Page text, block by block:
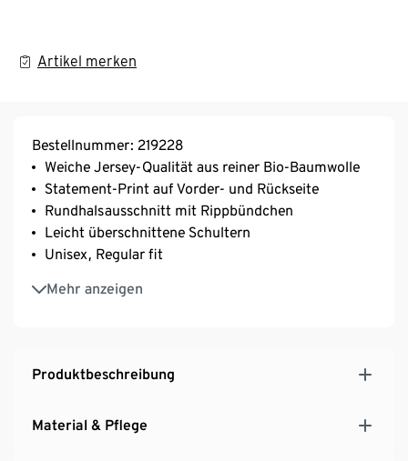
Artikel merken
Bestellnummer: 219228
Weiche Jersey-Qualität aus reiner Bio-Baumwolle
Statement-Print auf Vorder- und Rückseite
Rundhalsausschnitt mit Rippbündchen
Leicht überschnittene Schultern
Unisex, Regular fit
Mehr anzeigen
Schwerere Stoffqualität: 215 gsm
GOTS organic, zertifiziert durch CERES-1057
Produktbeschreibung
Material & Pflege